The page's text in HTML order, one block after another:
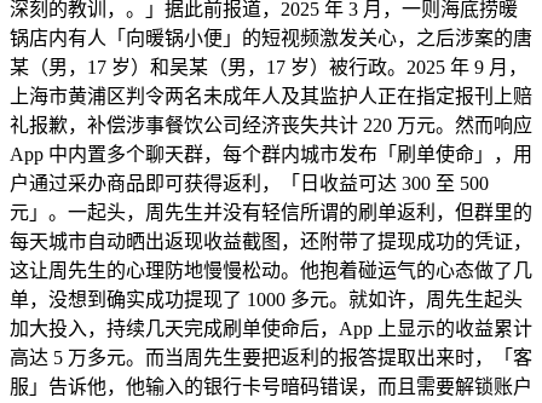
深刻的教训，。」据此前报道，2025 年 3 月，一则海底捞暖
锅店内有人「向暖锅小便」的短视频激发关心，之后涉案的唐
某（男，17 岁）和吴某（男，17 岁）被行政。2025 年 9 月，
上海市黄浦区判令两名未成年人及其监护人正在指定报刊上赔
礼报歉，补偿涉事餐饮公司经济丧失共计 220 万元。然而响应
App 中内置多个聊天群，每个群内城市发布「刷单使命」，用
户通过采办商品即可获得返利，「日收益可达 300 至 500
元」。一起头，周先生并没有轻信所谓的刷单返利，但群里的
每天城市自动晒出返现收益截图，还附带了提现成功的凭证，
这让周先生的心理防地慢慢松动。他抱着碰运气的心态做了几
单，没想到确实成功提现了 1000 多元。就如许，周先生起头
加大投入，持续几天完成刷单使命后，App 上显示的收益累计
高达 5 万多元。而当周先生要把返利的报答提取出来时，「客
服」告诉他，他输入的银行卡号暗码错误，而且需要解锁账户